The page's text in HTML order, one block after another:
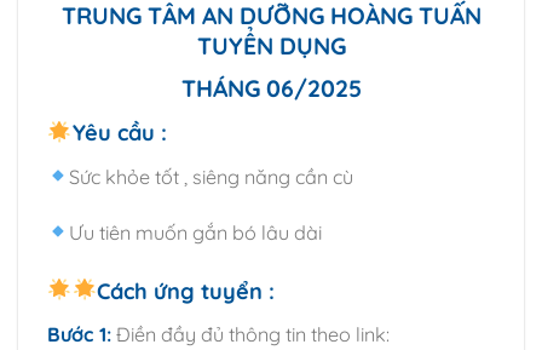
TRUNG TÂM AN DƯỠNG HOÀNG TUẤN
TUYỂN DỤNG
THÁNG 06/2025
Yêu cầu :
Sức khỏe tốt , siêng năng cần cù
Ưu tiên muốn gắn bó lâu dài
Cách ứng tuyển :
Bước 1: Điền đầy đủ thông tin theo link: